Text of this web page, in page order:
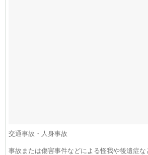
交通事故・人身事故
事故または傷害事件などによる怪我や後遺症